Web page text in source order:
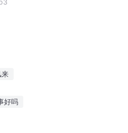
来
好吗